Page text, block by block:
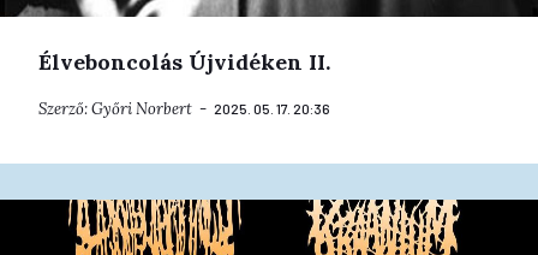
Élveboncolás Újvidéken II.
Szerző:Győri Norbert 2025. 05. 17. 20:36